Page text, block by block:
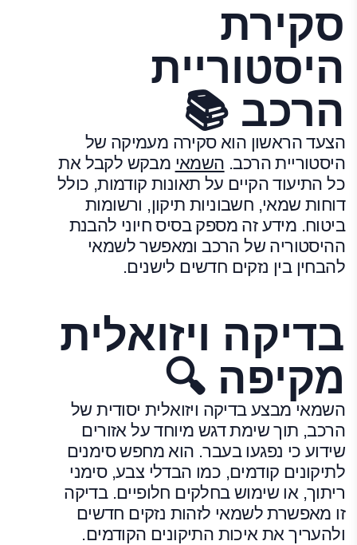
סקירת
היסטוריית
הרכב 📚
הצעד הראשון הוא סקירה מעמיקה של
היסטוריית הרכב. השמאי מבקש לקבל את
כל התיעוד הקיים על תאונות קודמות, כולל
דוחות שמאי, חשבוניות תיקון, ורשומות
ביטוח. מידע זה מספק בסיס חיוני להבנת
ההיסטוריה של הרכב ומאפשר לשמאי
להבחין בין נזקים חדשים לישנים.
בדיקה ויזואלית
מקיפה 🔍
השמאי מבצע בדיקה ויזואלית יסודית של
הרכב, תוך שימת דגש מיוחד על אזורים
שידוע כי נפגעו בעבר. הוא מחפש סימנים
לתיקונים קודמים, כמו הבדלי צבע, סימני
ריתוך, או שימוש בחלקים חלופיים. בדיקה
זו מאפשרת לשמאי לזהות נזקים חדשים
ולהעריך את איכות התיקונים הקודמים.